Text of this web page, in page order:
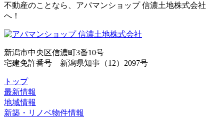
不動産のことなら、アパマンショップ 信濃土地株式会社
へ！
新潟市中央区信濃町3番10号
宅建免許番号 新潟県知事（12）2097号
トップ
最新情報
地域情報
新築・リノベ物件情報